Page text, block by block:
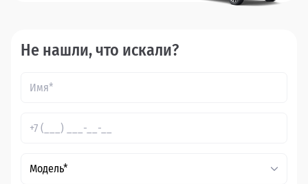
Не нашли, что искали?
Модель*